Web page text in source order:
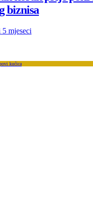
biznisa
5 mjeseci
kućica